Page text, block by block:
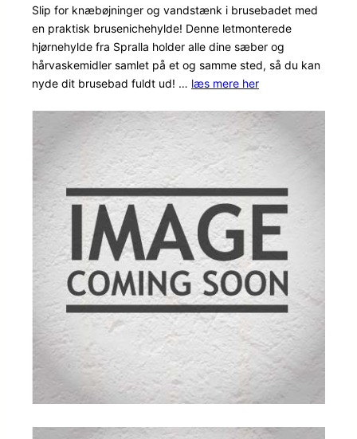
ud af 5
baseret på
kundebedø
mmelser
Slip for knæbøjninger og vandstænk i brusebadet med
en praktisk brusenichehylde! Denne letmonterede
hjørnehylde fra Spralla holder alle dine sæber og
hårvaskemidler samlet på et og samme sted, så du kan
nyde dit brusebad fuldt ud! … læs mere her